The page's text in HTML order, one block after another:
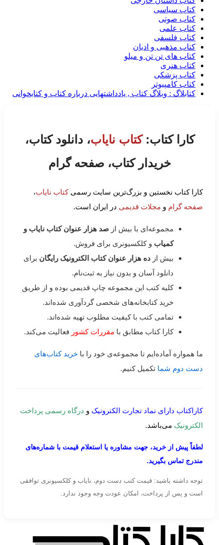
کتاب سیاسی
کتاب صوتی
کتاب علمی
کتاب فلسفی
کتاب مذهبی و ادیان
کتاب های تن تن و میلو
کتاب هنری
کتاب پزشکی
کتاب کامپیوتر
کتابلاگ : وبلاگ کتاب , یادداشتهایی درباره کتاب و کتابخوانی
کارا کتاب:کتاب نایاب، دانلود کتاب،
خریدار کتاب، صفحه گرام
کارا کتاب نخستین و بزرگ‌ترین سایت رسمیکتاب نایاب،
صفحه گرام و مجلات قدیمی در ایران است.
مجموعه‌ای با بیش از صد هزار عنوان کتاب نایاب و
کمیاب و کلکسیونری برای فروش.
بیش از ده هزار عنوان کتاب الکترونیک رایگان برای
دانلود آسان و بدون نیاز به ثبت‌نام.
کلیه کتب این مجموعه چاپ قدیمی بوده و از طریق
خرید کتابخانه‌های شخصی گردآوری شده‌اند.
تمامی کتب با کیفیت مطلوب تهیه شده‌اند.
کارا کتاب مطابق با مقررات کشور فعالیت می‌کند.
ما همواره آماده‌ایم تا مجموعه‌ی خود را با خرید کتاب‌های
دست دوم شما تکمیل کنیم.
کاراکتاب دارای نماد تجارت الکترونیک و درگاه رسمی پرداخت
الکترونیک می‌باشد.
لطفاً پیش از خرید، جهت مشاوره یا استعلام قیمت با شماره‌های
مندرج تماس بگیرید.
توجه داشته باشید: قیمت کتب دست دوم، نایاب و کلکسیونری توافقی
است و پس از پرداخت، امکان عودت وجه وجود ندارد.